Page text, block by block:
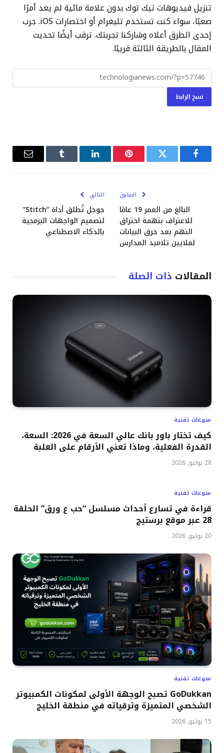
تنزيل فيديوهات تيك توك بدون علامة مائية لم يعد أمرًا
صعبًا، سواء كنت تستخدم تليغرام أو اختصارات iOS. جرب
إحدى الطرق أعلاه وشاركنا تجربتك. ترقب أيضًا تحديث
المقال بالطريقة الثالثة قريبًا.
نسخ الرابط
فيسبوكتويتر بينتيريستلينكدإن Tumblrالبريد
السابق
البالغ من العمر 19 عامًا
للاعتراف بتهمة اختراق
التهم بعد خرق البيانات
لملايين تلاميذ المدارس
التالي
جوجل تُطلق أداة “Stitch”
لتصميم الواجهات البرمجية
بالذكاء الاصطناعي
المقالات ذات الصلة
منوعات تقنية
كيف تختار باور بانك عالي السعة في 2026: السعة،
القدرة الفعلية، وماذا تعني الأرقام على العلبة
28 يوليو, 2026
منوعات تقنية
قراءة في تسارع أحداث مسلسل “حب ع ورق” الحلقة
28 عبر موقع برستيج
20 يوليو, 2026
منوعات تقنية
GoDukkan تصبح الوجهة الأولى لمكونات الكمبيوتر
الشخصي المتميزة وترقياته في منطقة الخليج
15 يوليو, 2026